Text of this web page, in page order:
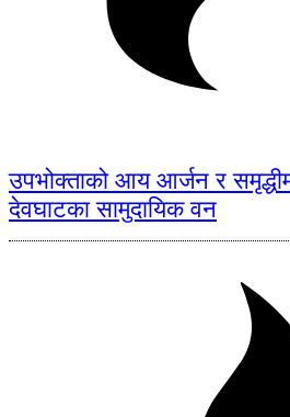
उपभोक्ताको आय आर्जन र
देवघाटका सामुदायिक वन